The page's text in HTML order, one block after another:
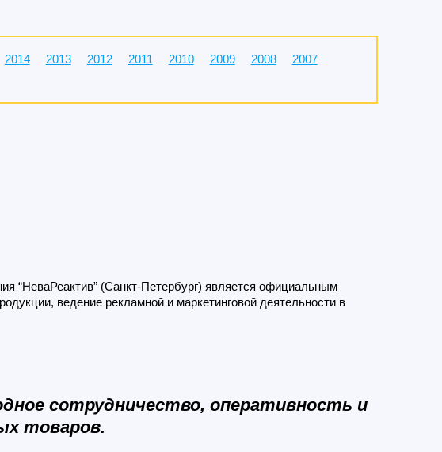
2014 2013 2012 2011 2010 2009 2008
2007
“НеваРеактив” (Санкт-Петербург) является официальным
ведение рекламной и маркетинговой деятельности в
сотрудничество, оперативность и
товаров.